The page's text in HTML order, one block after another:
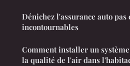
Dénichez l'assurance auto pas
incontournables
Comment installer un
la qualité de l'air dans